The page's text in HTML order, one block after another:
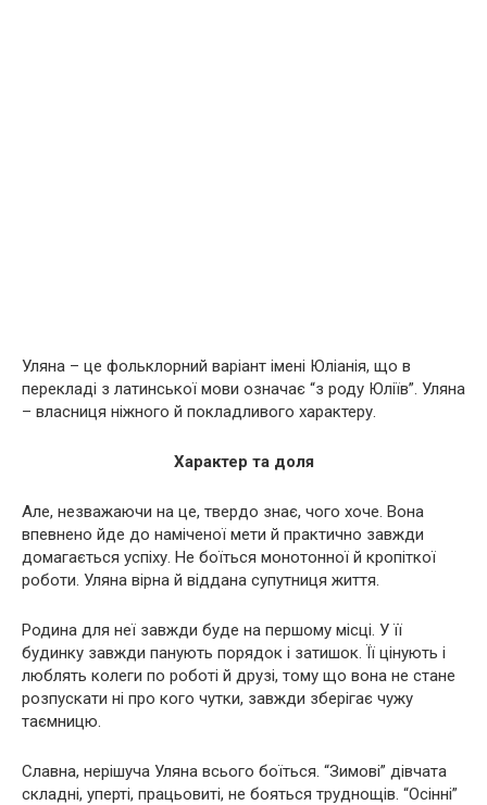
Уляна – це фольклорний варіант імені Юліанія, що в
перекладі з латинської мови означає “з роду Юліїв”. Уляна
– власниця ніжного й покладливого характеру.
Характер та доля
Але, незважаючи на це, твердо знає, чого хоче. Вона
впевнено йде до наміченої мети й практично завжди
домагається успіху. Не боїться монотонної й кропіткої
роботи. Уляна вірна й віддана супутниця життя.
Родина для неї завжди буде на першому місці. У її
будинку завжди панують порядок і затишок. Її цінують і
люблять колеги по роботі й друзі, тому що вона не стане
розпускати ні про кого чутки, завжди зберігає чужу
таємницю.
Славна, нерішуча Уляна всього боїться. “Зимові” дівчата
складні, уперті, працьовиті, не бояться труднощів. “Осінні”